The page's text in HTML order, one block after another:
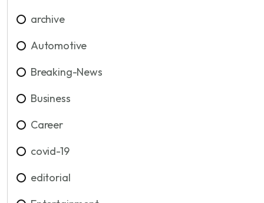
archive
Automotive
Breaking-News
Business
Career
covid-19
editorial